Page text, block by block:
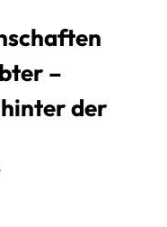
–
der